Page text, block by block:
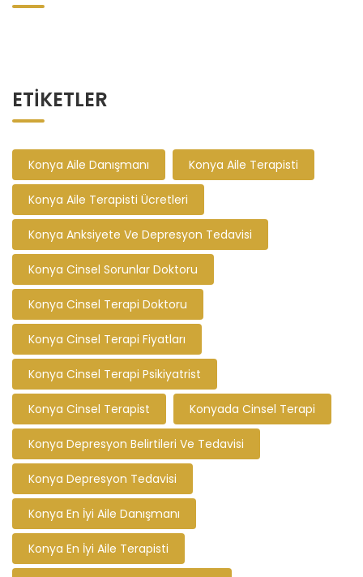
ETIKETLER
Konya Aile Danışmanı Konya Aile Terapisti
Konya Aile Terapisti Ücretleri
Konya Anksiyete Ve Depresyon Tedavisi
Konya Cinsel Sorunlar Doktoru
Konya Cinsel Terapi Doktoru
Konya Cinsel Terapi Fiyatları
Konya Cinsel Terapi Psikiyatrist
Konya Cinsel Terapist Konyada Cinsel Terapi
Konya Depresyon Belirtileri Ve Tedavisi
Konya Depresyon Tedavisi
Konya En İyi Aile Danışmanı
Konya En İyi Aile Terapisti